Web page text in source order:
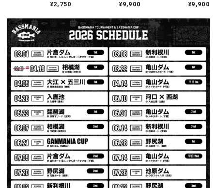
【Seamania】Uv Rush Cool Logo Zip Parka［BLK］［LIMITED］
ブラック L
2026/07/30
発送も早く着心地最高！！！！ セットアップで短パンも買
えば良かった！！
Logo Sweat Zip Parka [ASH GRY]
アッシュグレー XXL
2026/07/30
夏の早朝 少し肌寒い時一枚羽織りたい時ちょうど良い。
秋 冬 春 中でも外でも、ちょっと良い。厚めの生地がし
っかりしていて、タウンユースでも、気分良く歩けます。
¥2,750
White］［LIMITED］
¥9,900
Black］［LIMITED］
¥9,900